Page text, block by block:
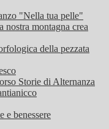
"Nella tua pelle"
nostra montagna crea
della pezzata
Storie di Alternanza
e benessere